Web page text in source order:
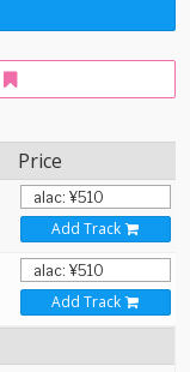
Price
Add Track
Add Track